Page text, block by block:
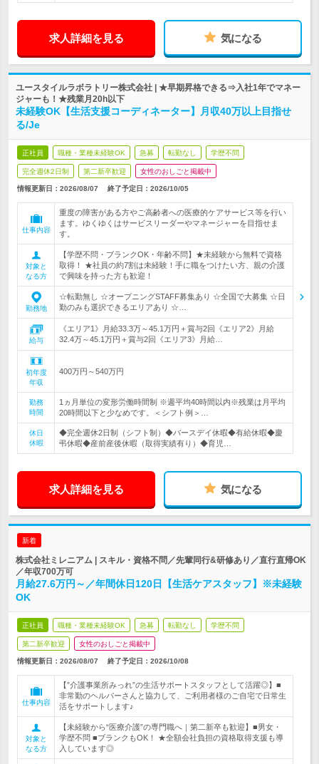
求人詳細を見る 気になる
ユースタイルラボラトリー株式会社 | ★早期昇格できる⇒入社1年でマネー
ジャーも！★残業月20h以下
未経験OK【生活支援コーディネーター】月収40万以上目指せ
る/Je
正社員 職種・業種未経験OK 急募 転勤なし 学歴不問
完全週休2日制 第二新卒歓迎 女性のおしごと掲載中
情報更新日：2026/08/07 終了予定日： 2026/10/05
仕事内容
重度の障害がある方やご高齢者への医療的ケアサービス等を行い
ます。ゆくゆくはサービスリーダーやマネージャーを目指せま
す。
対象と
なる方
【学歴不問・ブランクOK・年齢不問】★未経験から無料で資格
取得！ ★社員の約7割は未経験！手に職をつけたい方、親の介護
で興味を持った方も歓迎！
勤務地
☆転勤無し ☆オープニングSTAFF募集あり ☆全国で大募集 ☆日
勤のみも選択できるエリアあり ☆…
給与
《エリア1》月給33.3万～45.1万円＋賞与2回《エリア2》月給
32.4万～45.1万円＋賞与2回《エリア3》月給…
初年度
年収
400万円～540万円
勤務
時間
1ヵ月単位の変形労働時間制 ※週平均40時間以内※残業は月平均
20時間以下と少なめです。＜シフト例＞…
休日
休暇
◆完全週休2日制（シフト制）◆バースデイ休暇◆有給休暇◆慶
弔休暇◆産前産後休暇（取得実績有り）◆育児…
求人詳細を見る 気になる
新着
株式会社ミレニアム | スキル・資格不問／先輩同行&研修あり／直行直帰OK
／年収700万可
月給27.6万円～／年間休日120日【生活ケアスタッフ】※未経験
OK
正社員 職種・業種未経験OK 急募 転勤なし 学歴不問
第二新卒歓迎 女性のおしごと掲載中
情報更新日：2026/08/07 終了予定日： 2026/10/08
仕事内容
【”介護事業所みっれ”の生活サポートスタッフとして活躍◎】■
非常勤のヘルパーさんと協力して、ご利用者様のご自宅で日常生
活をサポートします♪
対象と
なる方
【未経験から“医療介護”の専門職へ｜第二新卒も歓迎】■男女・
学歴不問 ■ブランクもOK！ ★全額会社負担の資格取得支援も導
入しています◎